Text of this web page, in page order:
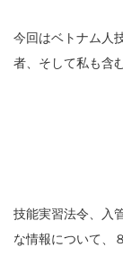
今回はベトナム人
者、そして私も含
技能実習法令、入
な情報について、